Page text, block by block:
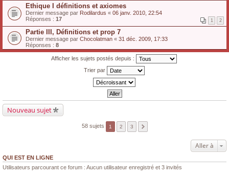
Ethique I définitions et axiomes
Dernier message par Rodilardus « 06 janv. 2010, 22:54
Réponses : 17 1 2
Partie III, Définitions et prop 7
Dernier message par Chocolatman « 31 déc. 2009, 17:33
Réponses : 8
Afficher les sujets postés depuis :
Trier par
Nouveau sujet
58 sujets 1 2 3
Aller à
QUI EST EN LIGNE
Utilisateurs parcourant ce forum : Aucun utilisateur enregistré et 3 invités